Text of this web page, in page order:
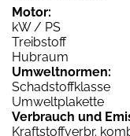
Motor:
kW / PS
Treibstoff
Hubraum
Umweltnormen:
Schadstoffklasse
Umweltplakette
Verbrauch und
Kraftstoffverbr.